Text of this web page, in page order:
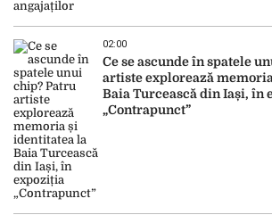
02:00
Ce se ascunde în spatele
artiste explorează
Baia Turcească din Iași, în
„Contrapunct”